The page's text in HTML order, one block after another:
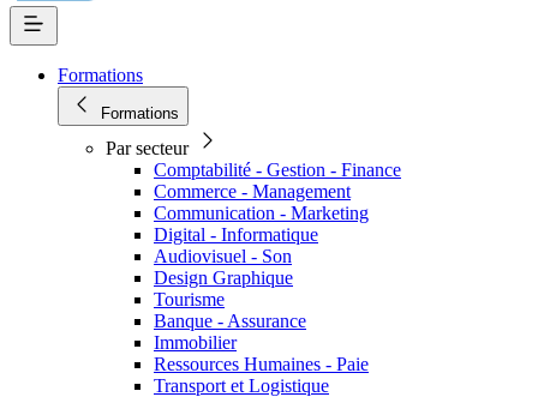
Formations
Formations
Par secteur
Comptabilité - Gestion - Finance
Commerce - Management
Communication - Marketing
Digital - Informatique
Audiovisuel - Son
Design Graphique
Tourisme
Banque - Assurance
Immobilier
Ressources Humaines - Paie
Transport et Logistique